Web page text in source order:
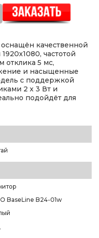
качественной
частотой
отклика 5 мс,
и насыщенные
с поддержкой
2 х 3 Вт и
подойдёт для
BaseLine B24-01w